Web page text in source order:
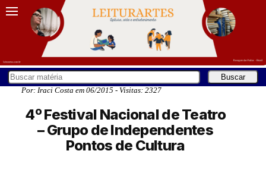
Por: Iraci Costa em 06/2015 - Visitas: 2327
4º Festival Nacional de Teatro
– Grupo de Independentes
Pontos de Cultura